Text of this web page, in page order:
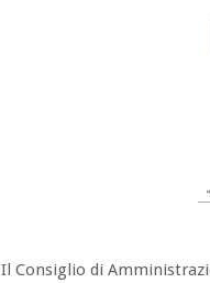
Il Consiglio di